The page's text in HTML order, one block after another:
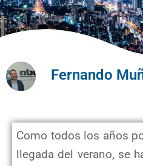
Fernando
Como todos los años
llegada del verano, se